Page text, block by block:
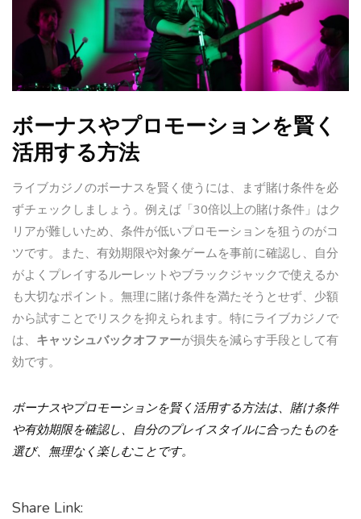
ボーナスやプロモーションを賢く
活用する方法
ライブカジノのボーナスを賢く使うには、まず賭け条件を必
ずチェックしましょう。例えば「30倍以上の賭け条件」はク
リアが難しいため、条件が低いプロモーションを狙うのがコ
ツです。また、有効期限や対象ゲームを事前に確認し、自分
がよくプレイするルーレットやブラックジャックで使えるか
も大切なポイント。無理に賭け条件を満たそうとせず、少額
から試すことでリスクを抑えられます。特にライブカジノで
は、 キャッシュバックオファーが損失を減らす手段として有
効です。
ボーナスやプロモーションを賢く活用する方法は、賭け条件
や有効期限を確認し、自分のプレイスタイルに合ったものを
選び、無理なく楽しむことです。
Share Link: